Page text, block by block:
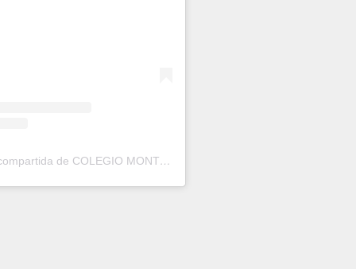
Una publicación compartida de COLEGIO MONTE-SIÓN TORRENT (@nsmontesion)